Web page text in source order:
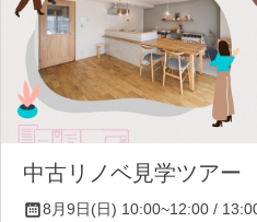
中古リノベ見学ツアー
8月9日(日) 10:00~12:00 /